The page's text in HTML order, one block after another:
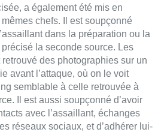
a également été mis en
chefs. Il est soupçonné
dans la préparation ou la
la seconde source. Les
des photographies sur un
avant l’attaque, où on le voit
semblable à celle retrouvée à
Il est aussi soupçonné d’avoir
avec l’assaillant, échanges
réseaux sociaux, et d’adhérer lui-